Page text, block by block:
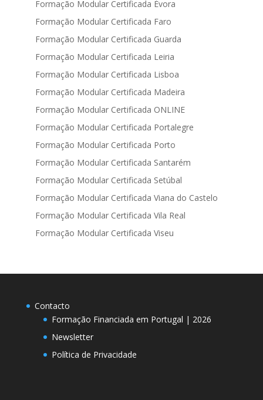
Formação Modular Certificada Évora
Formação Modular Certificada Faro
Formação Modular Certificada Guarda
Formação Modular Certificada Leiria
Formação Modular Certificada Lisboa
Formação Modular Certificada Madeira
Formação Modular Certificada ONLINE
Formação Modular Certificada Portalegre
Formação Modular Certificada Porto
Formação Modular Certificada Santarém
Formação Modular Certificada Setúbal
Formação Modular Certificada Viana do Castelo
Formação Modular Certificada Vila Real
Formação Modular Certificada Viseu
Contacto
Formação Financiada em Portugal | 2026
Newsletter
Política de Privacidade